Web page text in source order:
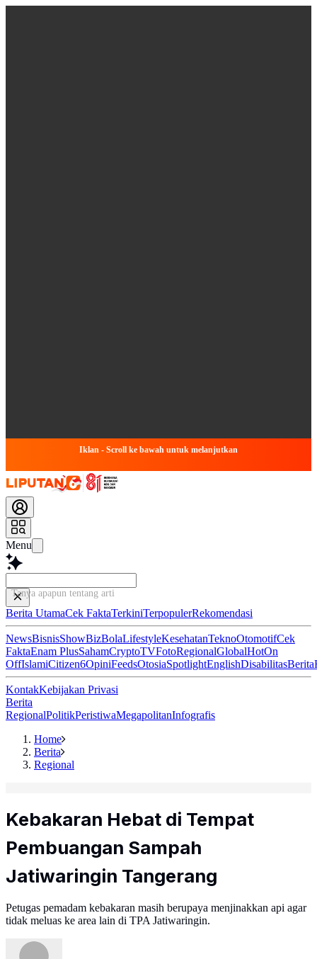
Iklan - Scroll ke bawah untuk melanjutkan
Menu
Tanya apapun tentang artikel ini...
Berita UtamaCek FaktaTerkiniTerpopulerRekomendasi
NewsBisnisShowBizBolaLifestyleKesehatanTeknoOtomotifCek
FaktaEnam PlusSahamCryptoTVFotoRegionalGlobalHotOn
OffIslamiCitizen6OpiniFeedsOtosiaSpotlightEnglishDisabilitasBerita
KontakKebijakan Privasi
Berita
RegionalPolitikPeristiwaMegapolitanInfografis
Home
Berita
Regional
Kebakaran Hebat di Tempat
Pembuangan Sampah
Jatiwaringin Tangerang
Petugas pemadam kebakaran masih berupaya menjinakkan api agar
tidak meluas ke area lain di TPA Jatiwaringin.